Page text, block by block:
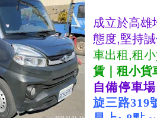
成立於高
態度,堅持
車出租,租
賃｜租小貨
自備停車
旋三路319